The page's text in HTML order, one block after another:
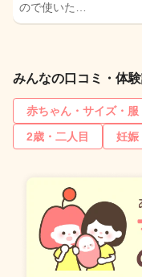
ので使いた…
みんなの口コミ・体
赤ちゃん・サイズ・服
2歳・二人目
妊娠